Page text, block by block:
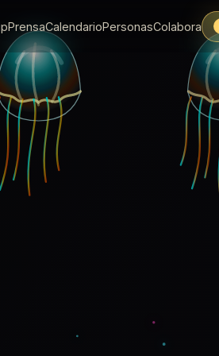
PrensaCalendarioPersonasColabora